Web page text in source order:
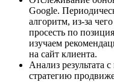
Google.
алгоритм, из-за
просесть по
изучаем
на сайт клиента.
Анализ результата
стратегию